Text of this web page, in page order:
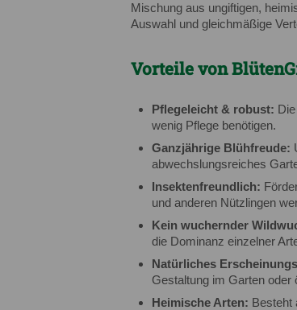
Mischung aus ungiftigen,
Auswahl und gleichmäßige
Vorteile von
Pflegeleicht & robust:
wenig Pflege benötigen.
Ganzjährige Blühfreude:
abwechslungsreiches
Insektenfreundlich:
und anderen Nützlingen
Kein wuchernder
die Dominanz einzelner
Natürliches
Gestaltung im Garten oder
Heimische Arten: Besteht